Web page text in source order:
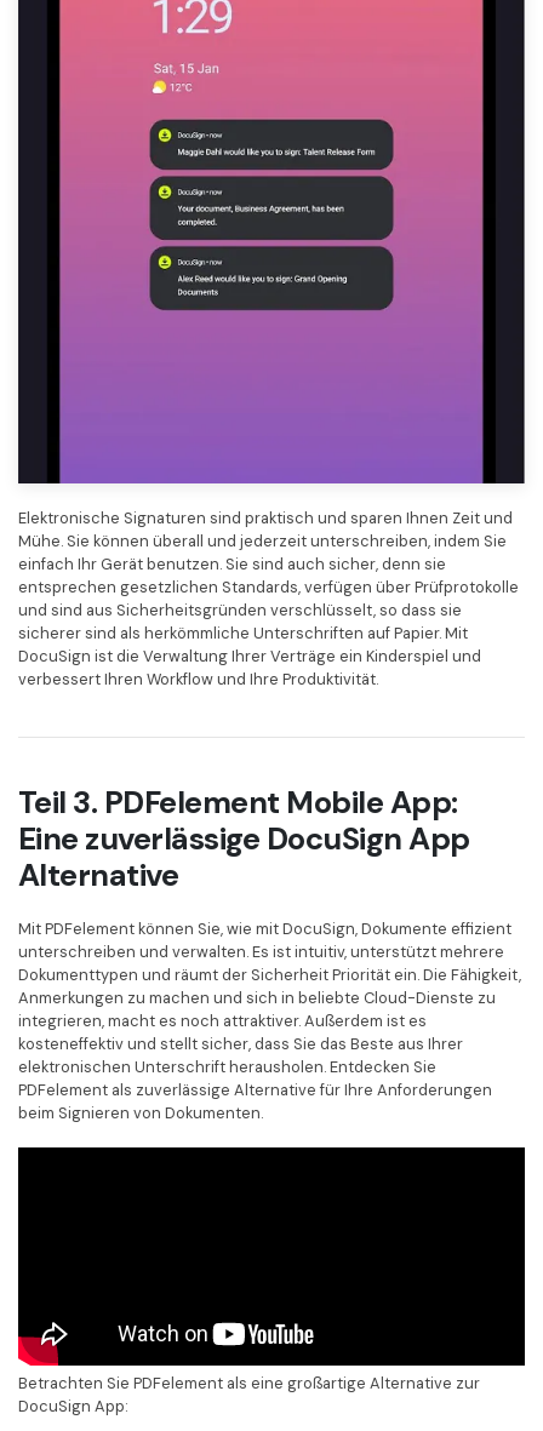
Elektronische Signaturen sind praktisch und sparen Ihnen Zeit und
Mühe. Sie können überall und jederzeit unterschreiben, indem Sie
einfach Ihr Gerät benutzen. Sie sind auch sicher, denn sie
entsprechen gesetzlichen Standards, verfügen über Prüfprotokolle
und sind aus Sicherheitsgründen verschlüsselt, so dass sie
sicherer sind als herkömmliche Unterschriften auf Papier. Mit
DocuSign ist die Verwaltung Ihrer Verträge ein Kinderspiel und
verbessert Ihren Workflow und Ihre Produktivität.
Teil 3. PDFelement Mobile App:
Eine zuverlässige DocuSign App
Alternative
Mit PDFelement können Sie, wie mit DocuSign, Dokumente effizient
unterschreiben und verwalten. Es ist intuitiv, unterstützt mehrere
Dokumenttypen und räumt der Sicherheit Priorität ein. Die Fähigkeit,
Anmerkungen zu machen und sich in beliebte Cloud-Dienste zu
integrieren, macht es noch attraktiver. Außerdem ist es
kosteneffektiv und stellt sicher, dass Sie das Beste aus Ihrer
elektronischen Unterschrift herausholen. Entdecken Sie
PDFelement als zuverlässige Alternative für Ihre Anforderungen
beim Signieren von Dokumenten.
Betrachten Sie PDFelement als eine großartige Alternative zur
DocuSign App: